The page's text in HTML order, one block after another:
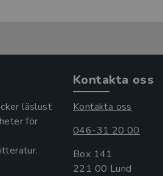
läslust
för
Kontakta oss
Kontakta oss
046-31 20 00
Box 141
221 00 Lund